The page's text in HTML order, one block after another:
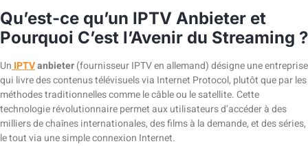
Qu’est-ce qu’un IPTV Anbieter et
Pourquoi C’est l’Avenir du Streaming ?
Un IPTVanbieter(fournisseur IPTV en allemand) désigne une entreprise
qui livre des contenus télévisuels via Internet Protocol, plutôt que par les
méthodes traditionnelles comme le câble ou le satellite. Cette
technologie révolutionnaire permet aux utilisateurs d’accéder à des
milliers de chaînes internationales, des films à la demande, et des séries,
le tout via une simple connexion Internet.